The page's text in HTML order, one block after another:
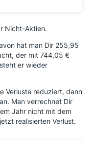
Nicht-Aktien.
hat man Dir 255,95
der mit 744,05 €
er wieder
Verluste reduziert, dann
Man verrechnet Dir
Jahr nicht mit dem
realisierten Verlust.